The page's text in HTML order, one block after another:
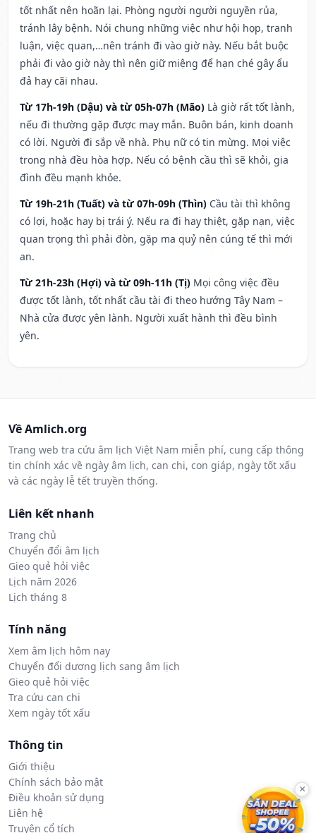
tốt nhất nên hoãn lại. Phòng người người nguyền rủa,
tránh lây bệnh. Nói chung những việc như hội họp, tranh
luận, việc quan,…nên tránh đi vào giờ này. Nếu bắt buộc
phải đi vào giờ này thì nên giữ miệng để hạn ché gây ẩu
đả hay cãi nhau.
Từ 17h-19h (Dậu) và từ 05h-07h (Mão) Là giờ rất tốt lành,
nếu đi thường gặp được may mắn. Buôn bán, kinh doanh
có lời. Người đi sắp về nhà. Phụ nữ có tin mừng. Mọi việc
trong nhà đều hòa hợp. Nếu có bệnh cầu thì sẽ khỏi, gia
đình đều mạnh khỏe.
Từ 19h-21h (Tuất) và từ 07h-09h (Thìn) Cầu tài thì không
có lợi, hoặc hay bị trái ý. Nếu ra đi hay thiệt, gặp nạn, việc
quan trọng thì phải đòn, gặp ma quỷ nên cúng tế thì mới
an.
Từ 21h-23h (Hợi) và từ 09h-11h (Tị) Mọi công việc đều
được tốt lành, tốt nhất cầu tài đi theo hướng Tây Nam –
Nhà cửa được yên lành. Người xuất hành thì đều bình
yên.
Về Amlich.org
Trang web tra cứu âm lịch Việt Nam miễn phí, cung cấp thông
tin chính xác về ngày âm lịch, can chi, con giáp, ngày tốt xấu
và các ngày lễ tết truyền thống.
Liên kết nhanh
Trang chủ
Chuyển đổi âm lịch
Gieo quẻ hỏi việc
Lịch năm 2026
Lịch tháng 8
Tính năng
Xem âm lịch hôm nay
Chuyển đổi dương lịch sang âm lịch
Gieo quẻ hỏi việc
Tra cứu can chi
Xem ngày tốt xấu
Thông tin
Giới thiệu
Chính sách bảo mật
Điều khoản sử dụng
Liên hệ
Truyện cổ tích
×